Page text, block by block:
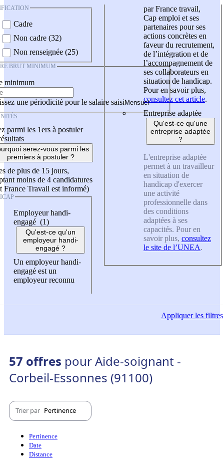
Cadre
Non cadre (32)
Non renseignée (25)
BRUT MINIMUM
minimum
une périodicité pour le salaire saisi
parmi les 1ers à postuler
serez-vous parmi les
premiers à postuler ?
de plus de 15 jours,
moins de 4 candidatures
France Travail est informé)
Employeur handi-
engagé (1)
Qu'est-ce qu'un
employeur handi-
engagé ?
Un employeur handi-
engagé est un
employeur reconnu
par France travail,
Cap emploi et ses
partenaires pour ses
actions concrètes en
faveur du recrutement,
de l’intégration et de
l’accompagnement de
ses collaborateurs en
situation de handicap.
Pour en savoir plus,
consultez cet article.
Entreprise adaptée
Qu'est-ce qu'une
entreprise adaptée
?
L'entreprise adaptée
permet à un travailleur
en situation de
handicap d'exercer
une activité
professionnelle dans
des conditions
adaptées à ses
capacités. Pour en
savoir plus, consultez
le site de l’UNEA.
Appliquerles filtres
57 offres pour Aide-soignant -
Corbeil-Essonnes (91100)
Trier par Pertinence
Pertinence
Date
Distance